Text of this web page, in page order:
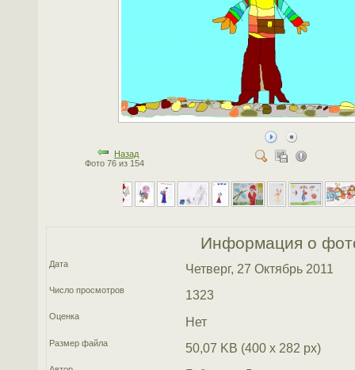
Назад
Фото 76 из 154
Информация о
Дата Четверг, 27 Октябрь 2011
Число просмотров 1323
Оценка Нет
Размер файла 50,07 KB (400 x 282 px)